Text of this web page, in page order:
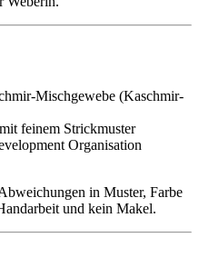
Mischgewebe (Kaschmir-
feinem Strickmuster
Organisation
in Muster, Farbe
und kein Makel.